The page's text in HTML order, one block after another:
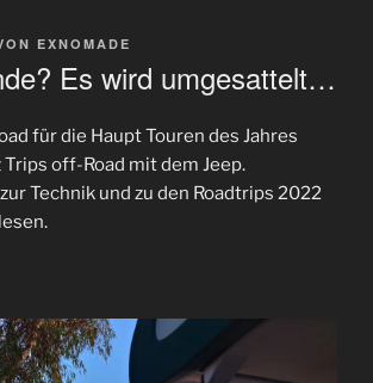
EXNOMADE
Es wird umgesattelt…
für die Haupt Touren des Jahres
off-Road mit dem Jeep.
Technik und zu den Roadtrips 2022